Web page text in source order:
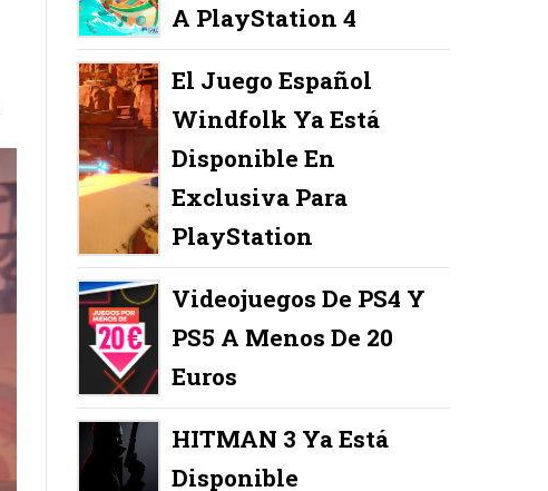
A PlayStation 4
El Juego Español
Windfolk Ya Está
Disponible En
Exclusiva Para
PlayStation
Videojuegos De PS4 Y
PS5 A Menos De 20
Euros
HITMAN 3 Ya Está
Disponible